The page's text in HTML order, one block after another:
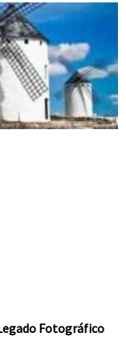
Fotográfico